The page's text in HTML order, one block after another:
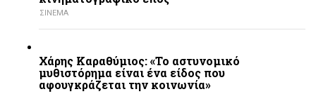
ΣΙΝΕΜΑ
Χάρης Καραθύμιος: «Το αστυνομικό
μυθιστόρημα είναι ένα είδος που
αφουγκράζεται την κοινωνία»